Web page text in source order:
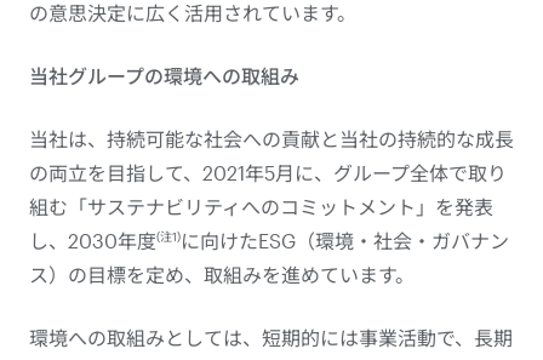
の意思決定に広く活用されています。
当社グループの環境への取組み
当社は、持続可能な社会への貢献と当社の持続的な成長
の両立を目指して、2021年5月に、グループ全体で取り
組む「サステナビリティへのコミットメント」を発表
し、2030年度(注1)に向けたESG（環境・社会・ガバナン
ス）の目標を定め、取組みを進めています。
環境への取組みとしては、短期的には事業活動で、長期